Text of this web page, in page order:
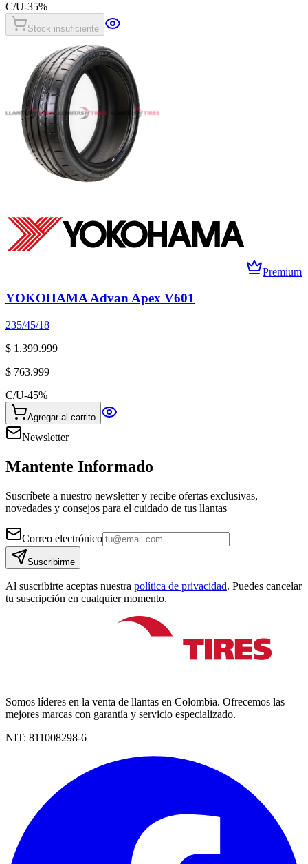
C/U-35%
Stock insuficiente
Premium
YOKOHAMA Advan Apex V601
235/45/18
$ 1.399.999
$ 763.999
C/U-45%
Agregar al carrito
Newsletter
Mantente Informado
Suscríbete a nuestro newsletter y recibe ofertas exclusivas,
novedades y consejos para el cuidado de tus llantas
Correo electrónico
Suscribirme
Al suscribirte aceptas nuestra política de privacidad. Puedes cancelar
tu suscripción en cualquier momento.
Somos líderes en la venta de llantas en Colombia. Ofrecemos las
mejores marcas con garantía y servicio especializado.
NIT: 811008298-6